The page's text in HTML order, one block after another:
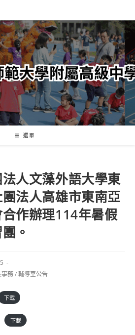
選單
人文藻外語大學東
法人高雄市東南亞
作辦理114年暑假
。
事務/輔導室公告
下載
下載